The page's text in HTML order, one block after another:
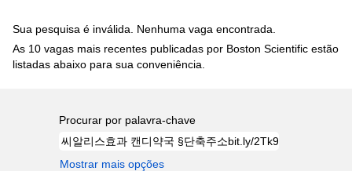
Sua pesquisa é inválida. Nenhuma vaga encontrada.
As 10 vagas mais recentes publicadas por Boston Scientific estão
listadas abaixo para sua conveniência.
Procurar por palavra-chave
Mostrar mais opções